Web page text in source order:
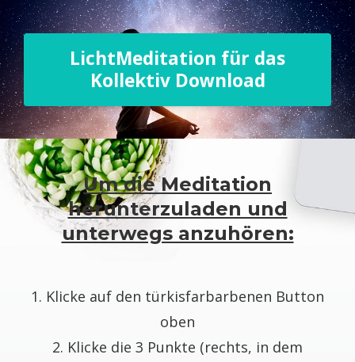
LichtMeditation für das
Kollektiv Download
Um die Meditation
herunterzuladen und
unterwegs anzuhören:
1. Klicke auf den türkisfarbarbenen Button
oben
2. Klicke die 3 Punkte (rechts, in dem